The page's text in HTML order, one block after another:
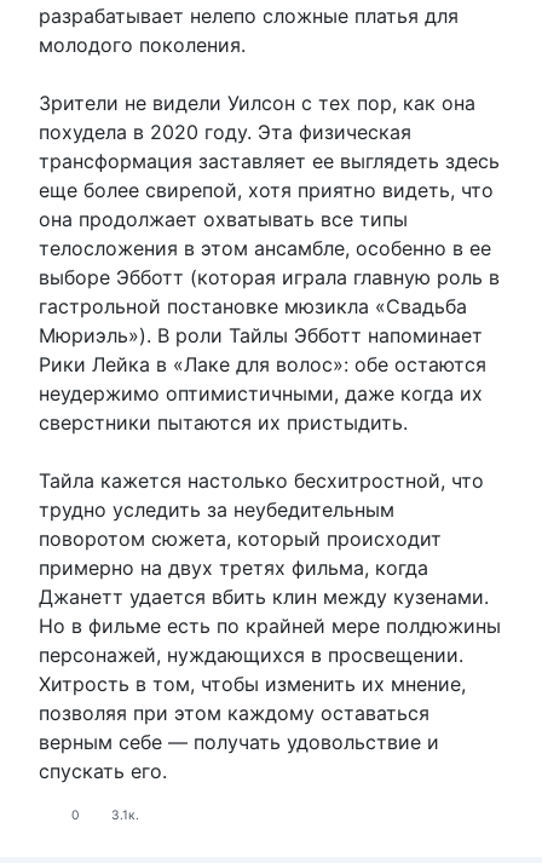
разрабатывает нелепо сложные платья для
молодого поколения.
Зрители не видели Уилсон с тех пор, как она
похудела в 2020 году. Эта физическая
трансформация заставляет ее выглядеть здесь
еще более свирепой, хотя приятно видеть, что
она продолжает охватывать все типы
телосложения в этом ансамбле, особенно в ее
выборе Эбботт (которая играла главную роль в
гастрольной постановке мюзикла «Свадьба
Мюриэль»). В роли Тайлы Эбботт напоминает
Рики Лейка в «Лаке для волос»: обе остаются
неудержимо оптимистичными, даже когда их
сверстники пытаются их пристыдить.
Тайла кажется настолько бесхитростной, что
трудно уследить за неубедительным
поворотом сюжета, который происходит
примерно на двух третях фильма, когда
Джанетт удается вбить клин между кузенами.
Но в фильме есть по крайней мере полдюжины
персонажей, нуждающихся в просвещении.
Хитрость в том, чтобы изменить их мнение,
позволяя при этом каждому оставаться
верным себе — получать удовольствие и
спускать его.
0 3.1к.